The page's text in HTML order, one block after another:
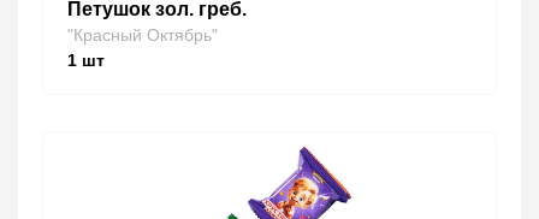
Петушок зол. греб.
"Красный Октябрь"
1 шт